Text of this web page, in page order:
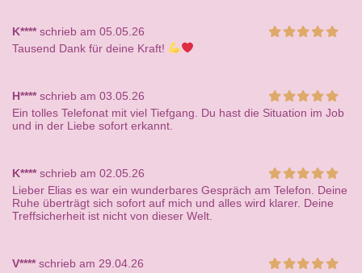
K****schrieb am 05.05.26
Tausend Dank für deine Kraft!
H****schrieb am 03.05.26
Ein tolles Telefonat mit viel Tiefgang. Du hast die Situation im Job
und in der Liebe sofort erkannt.
K****schrieb am 02.05.26
Lieber Elias es war ein wunderbares Gespräch am Telefon. Deine
Ruhe überträgt sich sofort auf mich und alles wird klarer. Deine
Treffsicherheit ist nicht von dieser Welt.
V****schrieb am 29.04.26